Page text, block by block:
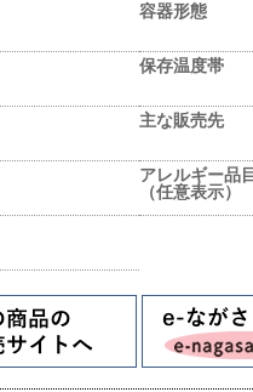
容器形態
保存温度帯
主な販売先
アレルギー品目
（任意表示）